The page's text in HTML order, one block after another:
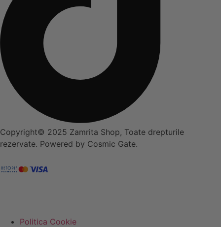
Copyright© 2025 Zamrita Shop, Toate drepturile
rezervate. Powered by Cosmic Gate.
Politica Cookie